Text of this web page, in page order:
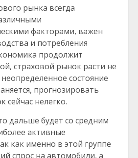
рынка всегда
факторами, важен
и потребления
продолжит
страховой рынок расти не
состояние
прогнозировать
сейчас нелегко.
дальше будет со средним
активные
как именно в этой группе
спрос на автомобили, а